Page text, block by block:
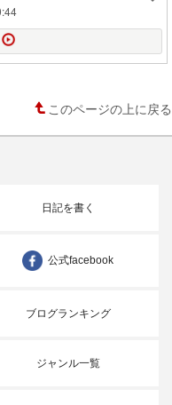
このページの上に戻る
日記を書く
公式facebook
ブログランキング
ジャンル一覧